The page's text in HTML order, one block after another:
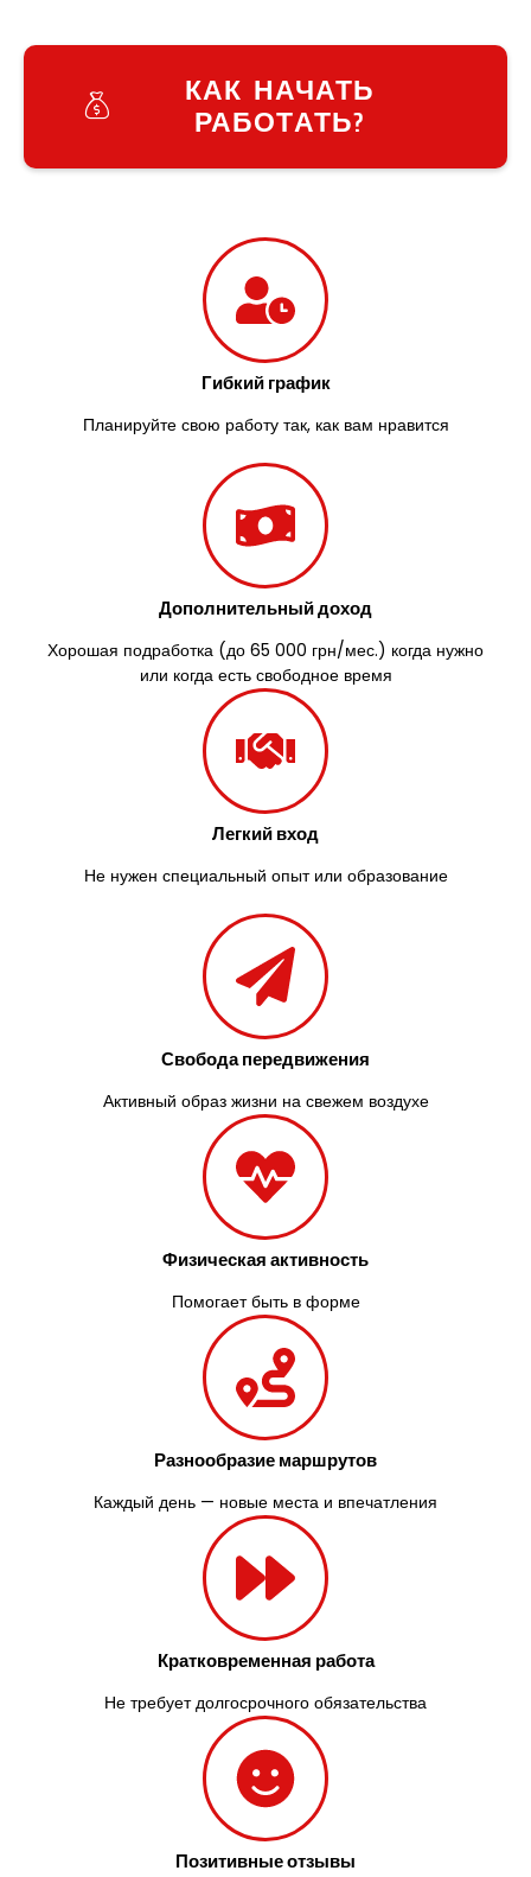
КАК НАЧАТЬ
РАБОТАТЬ?
Гибкий график
Планируйте свою работу так, как вам нравится
Дополнительный доход
Хорошая подработка (до 65 000 грн/мес.) когда нужно
или когда есть свободное время
Легкий вход
Не нужен специальный опыт или образование
Свобода передвижения
Активный образ жизни на свежем воздухе
Физическая активность
Помогает быть в форме
Разнообразие маршрутов
Каждый день — новые места и впечатления
Кратковременная работа
Не требует долгосрочного обязательства
Позитивные отзывы
Вышгород
Яготин
Южное
Запорожье
Звягель